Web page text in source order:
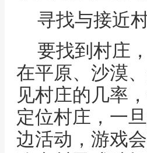
寻找与接近
要找到村庄
在平原、沙漠
见村庄的几率
定位村庄，一
边活动，游戏